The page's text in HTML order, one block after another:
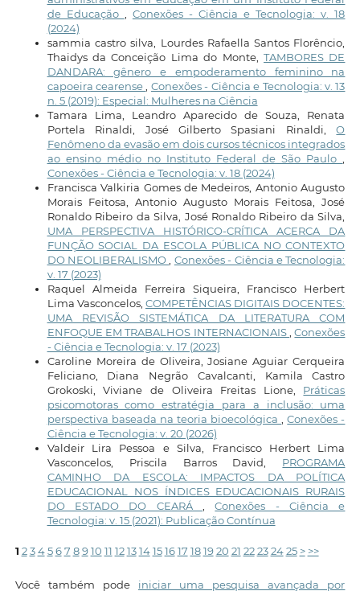
de Educação
Conexões - Ciência e Tecnologia: v. 18
(2024)
sammia castro silva, Lourdes Rafaella Santos Florêncio,
Thaidys da Conceição Lima do Monte,TAMBORES DE
DANDARA: gênero e empoderamento feminino na
capoeira cearense
Conexões - Ciência e Tecnologia: v. 13
n. 5 (2019): Especial: Mulheres na Ciência
Tamara Lima, Leandro Aparecido de Souza, Renata
Portela Rinaldi, José Gilberto Spasiani Rinaldi,O
Fenômeno da evasão em dois cursos técnicos integrados
ao ensino médio no Instituto Federal de São Paulo
Conexões - Ciência e Tecnologia: v. 18 (2024)
Francisca Valkiria Gomes de Medeiros, Antonio Augusto
Morais Feitosa, Antonio Augusto Morais Feitosa, José
Ronaldo Ribeiro da Silva, José Ronaldo Ribeiro da Silva,
UMA PERSPECTIVA HISTÓRICO-CRÍTICA ACERCA DA
FUNÇÃO SOCIAL DA ESCOLA PÚBLICA NO CONTEXTO
DO NEOLIBERALISMO
Conexões - Ciência e Tecnologia:
v. 17 (2023)
Raquel Almeida Ferreira Siqueira, Francisco Herbert
Lima Vasconcelos, COMPETÊNCIAS DIGITAIS DOCENTES:
UMA REVISÃO SISTEMÁTICA DA LITERATURA COM
ENFOQUE EM TRABALHOS INTERNACIONAIS ,Conexões
- Ciência e Tecnologia: v. 17 (2023)
Caroline Moreira de Oliveira, Josiane Aguiar Cerqueira
Feliciano, Diana Negrão Cavalcanti, Kamila Castro
Grokoski, Viviane de Oliveira Freitas Lione, Práticas
psicomotoras como estratégia para a inclusão: uma
perspectiva baseada na teoria bioecológica
,Conexões -
Ciência e Tecnologia: v. 20 (2026)
Valdeir Lira Pessoa e Silva, Francisco Herbert Lima
Vasconcelos, Priscila Barros David, PROGRAMA
CAMINHO DA ESCOLA: IMPACTOS DA POLÍTICA
EDUCACIONAL NOS ÍNDICES EDUCACIONAIS RURAIS
DO ESTADO DO CEARÁ
,Conexões - Ciência e
Tecnologia: v. 15 (2021): Publicação Contínua
1 2 3 4 5 6 7 8 9 10 11 12 13 14 15 16 17 18 19 20 21 22 23 24 25 > >>
Você também pode iniciar uma pesquisa avançada por